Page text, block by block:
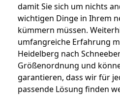
damit Sie sich um nichts
wichtigen Dinge in Ihrem
kümmern müssen.
umfangreiche Erfahrung
Heidelberg nach
Größenordnung und
garantieren, dass wir für
passende Lösung finden